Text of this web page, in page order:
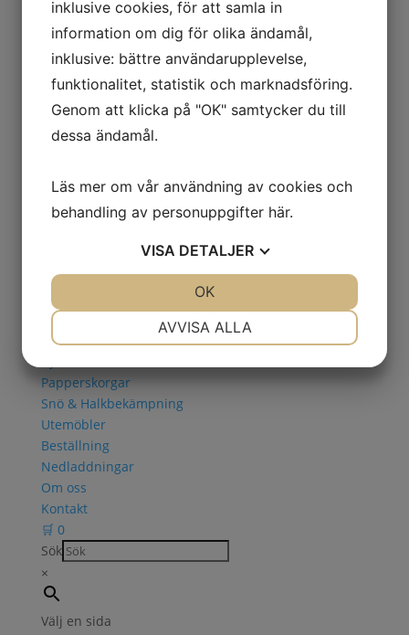
Tippcontainers
Omklädning
Sittbänkar
Småfackskåp
Tvätthantering
Transport
Kärror & Trallor
Maskin- & Möbeltransport
Rullbanor
Vagnar & Hyllvagnar
Utomhusmiljö
Askkoppar
Papperskorgar
Snö & Halkbekämpning
Utemöbler
Beställning
Nedladdningar
Om oss
Kontakt
🛒 0
Sök
×
Välj en sida
inklusive cookies, för att samla in
information om dig för olika ändamål,
inklusive: bättre användarupplevelse,
funktionalitet, statistik och marknadsföring.
Genom att klicka på "OK" samtycker du till
dessa ändamål.
Läs mer om vår användning av cookies och
behandling av personuppgifter här.
VISA DETALJER
MARKNADSFÖRING
AVVISA ALLA
OK